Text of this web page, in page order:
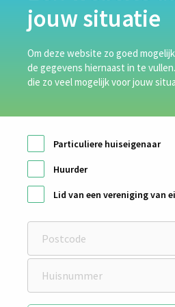
Takkenkamp Isolatie is een
landelijk actief is en die zich
isolatie van woningen.
volgende manieren van
Bodemisolatie
Spouwmuurisolatie
Gevelisolatie
Dakisolatie
jouw situatie
Om deze website zo goed
de gegevens hiernaast in te
die zo veel mogelijk voor jouw
Particuliere huiseigenaar
Huurder
Lid van een vereniging van